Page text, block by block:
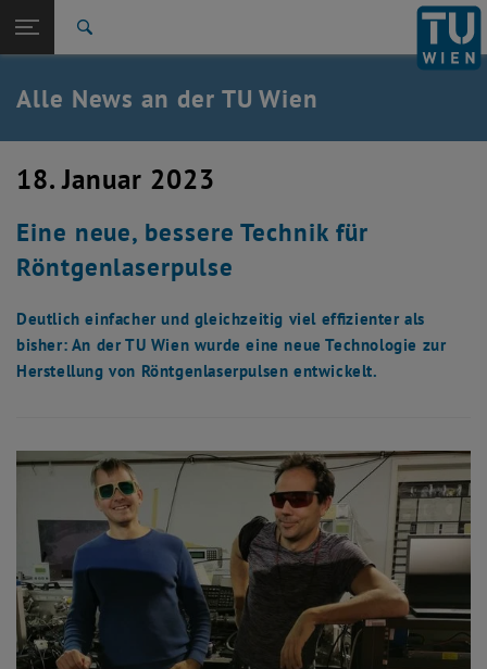
TU Login
Quicklinks
Quicklinks-Menü umschalten
Studium
Karriere
Zurück: Subseiten von TU Wien Startseite auflisten
Zurück zur letzten Ebene:
TU Wien Startseite
Übersicht
Alle News an der TU Wien
18. Januar 2023
Eine neue, bessere Technik für
Röntgenlaserpulse
Deutlich einfacher und gleichzeitig viel effizienter als
bisher: An der TU Wien wurde eine neue Technologie zur
Herstellung von Röntgenlaserpulsen entwickelt.